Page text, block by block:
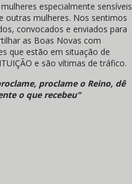
especialmente sensíveis
outras mulheres. Nos sentimos
convocados e enviados para
as Boas Novas com
que estão em situação de
e são vítimas de tráfico.
proclame o Reino, dê
o que recebeu"